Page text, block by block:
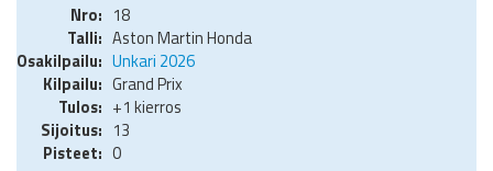
18
Aston Martin Honda
Unkari 2026
Grand Prix
+1 kierros
13
0